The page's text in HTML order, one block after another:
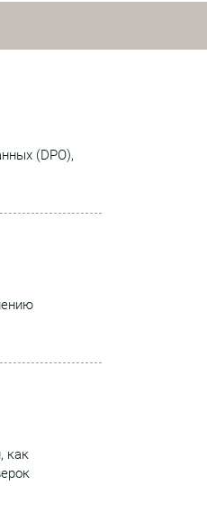
(DPO),
как